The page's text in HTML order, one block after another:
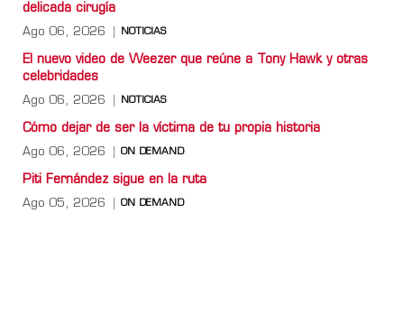
delicada cirugía
Ago 06, 2026 NOTICIAS
El nuevo video de Weezer que reúne a Tony Hawk y otras
celebridades
Ago 06, 2026 NOTICIAS
Cómo dejar de ser la víctima de tu propia historia
Ago 06, 2026 ON DEMAND
Piti Fernández sigue en la ruta
Ago 05, 2026 ON DEMAND